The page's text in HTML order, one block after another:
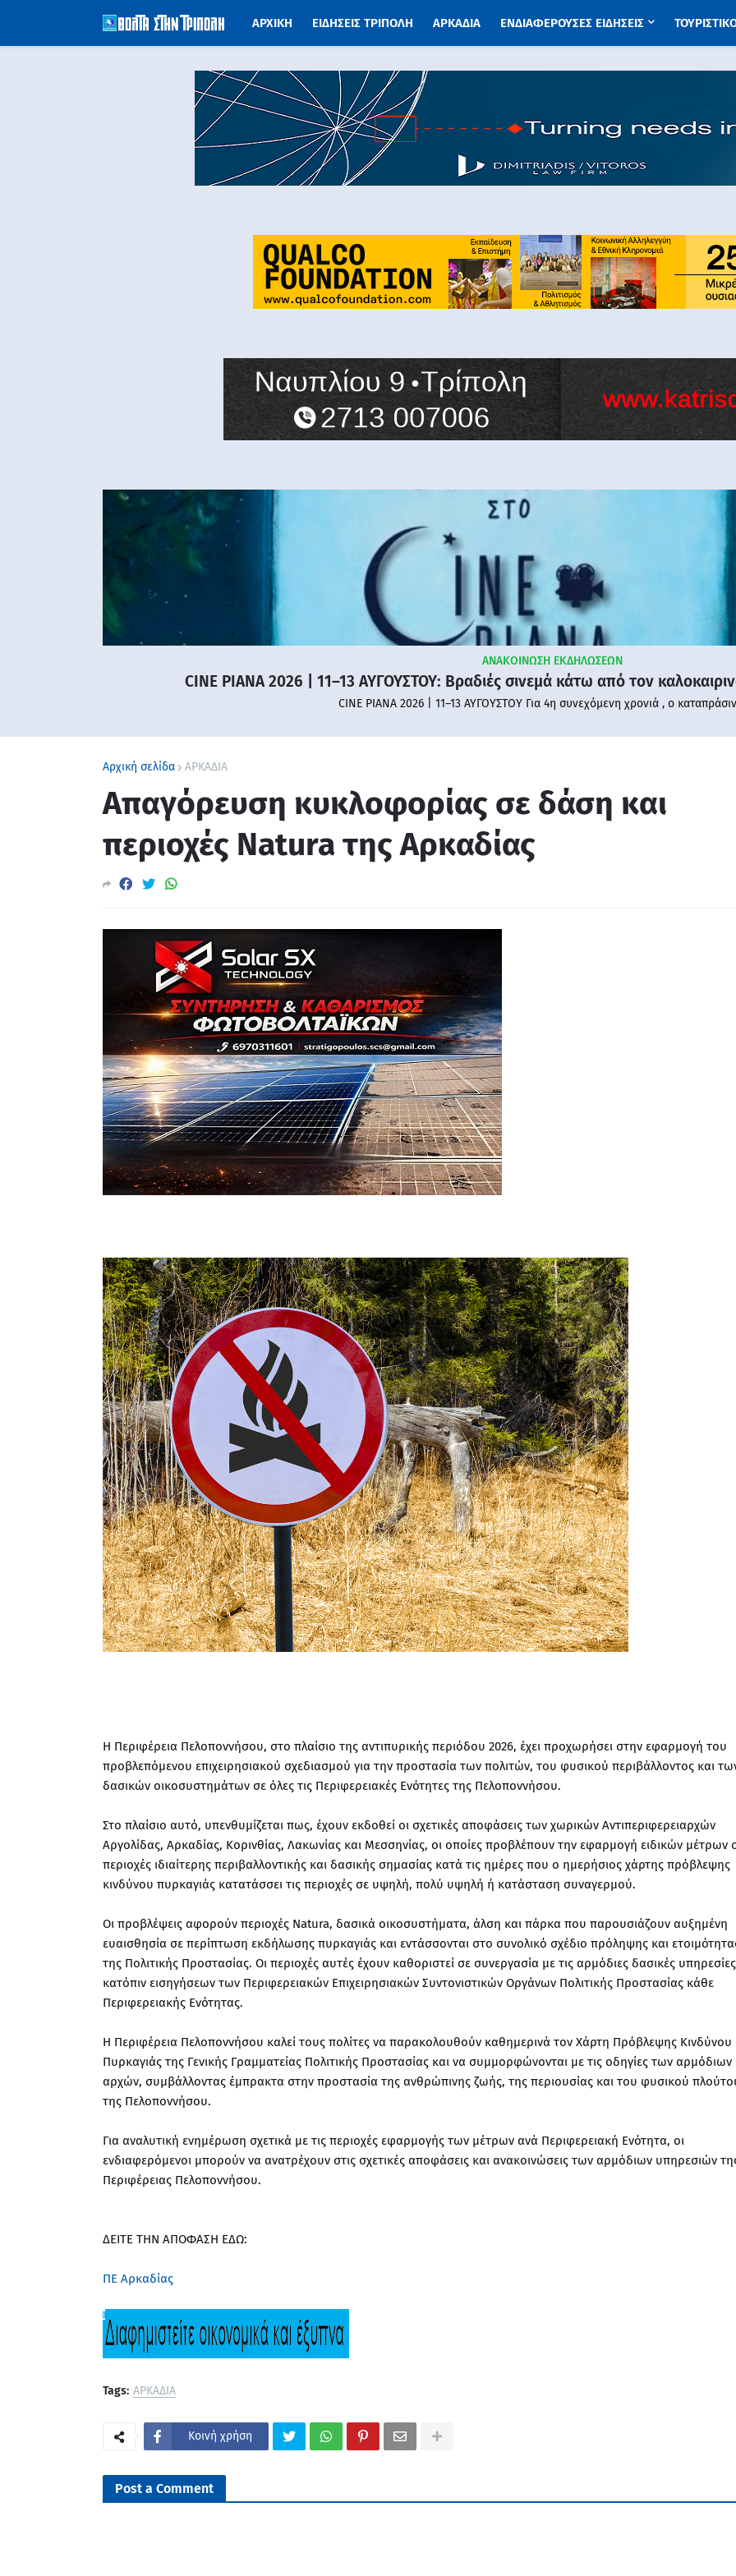
ΑΡΧΙΚΗ ΕΙΔΗΣΕΙΣ ΤΡΙΠΟΛΗ ΑΡΚΑΔΙΑ ΕΝΔΙΑΦΕΡΟΥΣΕΣ ΕΙΔΗΣΕΙΣ
ΑΝΑΚΟΙΝΩΣΗ ΕΚΔΗΛΩΣΕΩΝ
CINE PIANA 2026 | 11–13 ΑΥΓΟΥΣΤΟΥ: Βραδιές σινεμά κάτω από τον
CINE PIANA 2026 | 11–13 ΑΥΓΟΥΣΤΟΥ Για 4η συνεχόμενη χρονιά , ο
Αρχική σελίδα ΑΡΚΑΔΙΑ
Απαγόρευση κυκλοφορίας σε δάση και
περιοχές Natura της Αρκαδίας
Η Περιφέρεια Πελοποννήσου, στο πλαίσιο της αντιπυρικής περιόδου 2026, έχει προχωρήσει στην εφαρμογή του
προβλεπόμενου επιχειρησιακού σχεδιασμού για την προστασία των πολιτών, του φυσικού περιβάλλοντος και
δασικών οικοσυστημάτων σε όλες τις Περιφερειακές Ενότητες της Πελοποννήσου.
Στο πλαίσιο αυτό, υπενθυμίζεται πως, έχουν εκδοθεί οι σχετικές αποφάσεις των χωρικών Αντιπεριφερειαρχών
Αργολίδας, Αρκαδίας, Κορινθίας, Λακωνίας και Μεσσηνίας, οι οποίες προβλέπουν την εφαρμογή ειδικών μέτρων
περιοχές ιδιαίτερης περιβαλλοντικής και δασικής σημασίας κατά τις ημέρες που ο ημερήσιος χάρτης πρόβλεψης
κινδύνου πυρκαγιάς κατατάσσει τις περιοχές σε υψηλή, πολύ υψηλή ή κατάσταση συναγερμού.
Οι προβλέψεις αφορούν περιοχές Natura, δασικά οικοσυστήματα, άλση και πάρκα που παρουσιάζουν αυξημένη
ευαισθησία σε περίπτωση εκδήλωσης πυρκαγιάς και εντάσσονται στο συνολικό σχέδιο πρόληψης και
της Πολιτικής Προστασίας. Οι περιοχές αυτές έχουν καθοριστεί σε συνεργασία με τις αρμόδιες δασικές
κατόπιν εισηγήσεων των Περιφερειακών Επιχειρησιακών Συντονιστικών Οργάνων Πολιτικής Προστασίας κάθε
Περιφερειακής Ενότητας.
Η Περιφέρεια Πελοποννήσου καλεί τους πολίτες να παρακολουθούν καθημερινά τον Χάρτη Πρόβλεψης Κινδύνου
Πυρκαγιάς της Γενικής Γραμματείας Πολιτικής Προστασίας και να συμμορφώνονται με τις οδηγίες των αρμόδιων
αρχών, συμβάλλοντας έμπρακτα στην προστασία της ανθρώπινης ζωής, της περιουσίας και του φυσικού
της Πελοποννήσου.
Για αναλυτική ενημέρωση σχετικά με τις περιοχές εφαρμογής των μέτρων ανά Περιφερειακή Ενότητα, οι
ενδιαφερόμενοι μπορούν να ανατρέχουν στις σχετικές αποφάσεις και ανακοινώσεις των αρμόδιων υπηρεσιών
Περιφέρειας Πελοποννήσου.
ΔΕΙΤΕ ΤΗΝ ΑΠΟΦΑΣΗ ΕΔΩ:
ΠΕ Αρκαδίας
Tags: ΑΡΚΑΔΙΑ
Κοινή χρήση
Post a Comment